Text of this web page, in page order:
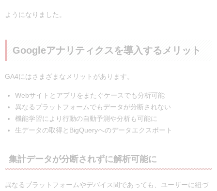
ようになりました。
Googleアナリティクスを導入するメリット
GA4にはさまざまなメリットがあります。
Webサイトとアプリをまたぐケースでも分析可能
異なるプラットフォームでもデータが分断されない
機能学習により行動の自動予測や分析も可能に
生データの取得とBigQueryへのデータエクスポート
集計データが分断されずに解析可能に
異なるプラットフォームやデバイス間であっても、ユーザーに紐づ